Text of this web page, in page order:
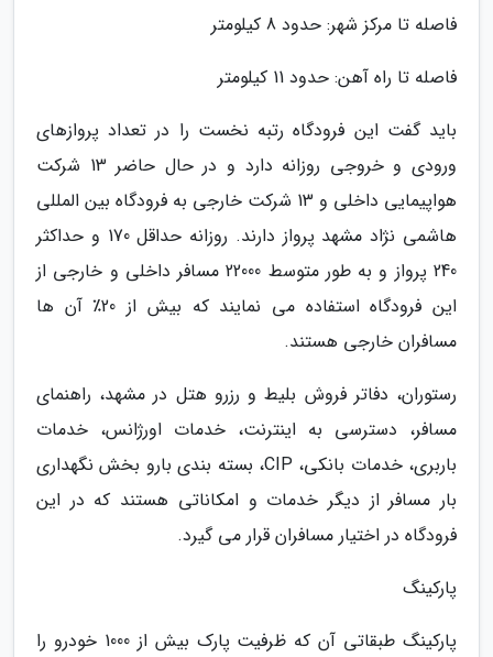
فاصله تا مرکز شهر: حدود 8 کیلومتر
فاصله تا راه آهن: حدود 11 کیلومتر
باید گفت این فرودگاه رتبه نخست را در تعداد پروازهای
ورودی و خروجی روزانه دارد و در حال حاضر 13 شرکت
هواپیمایی داخلی و 13 شرکت خارجی به فرودگاه بین المللی
هاشمی نژاد مشهد پرواز دارند. روزانه حداقل 170 و حداکثر
240 پرواز و به طور متوسط 22000 مسافر داخلی و خارجی از
این فرودگاه استفاده می نمایند که بیش از 20٪ آن ها
مسافران خارجی هستند.
رستوران، دفاتر فروش بلیط و رزرو هتل در مشهد، راهنمای
مسافر، دسترسی به اینترنت، خدمات اورژانس، خدمات
باربری، خدمات بانکی، CIP، بسته بندی بارو بخش نگهداری
بار مسافر از دیگر خدمات و امکاناتی هستند که در این
فرودگاه در اختیار مسافران قرار می گیرد.
پارکینگ
پارکینگ طبقاتی آن که ظرفیت پارک بیش از 1000 خودرو را